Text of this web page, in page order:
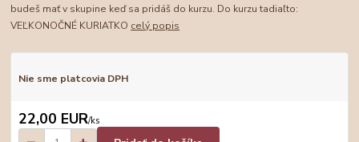
budeš mať v skupine keď sa pridáš do kurzu. Do kurzu tadiaľto:
VEĽKONOČNÉ KURIATKO celý popis
Nie sme platcovia DPH
22,00 EUR/ks